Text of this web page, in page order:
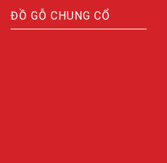
ĐỒ GỖ CHUNG CỔ